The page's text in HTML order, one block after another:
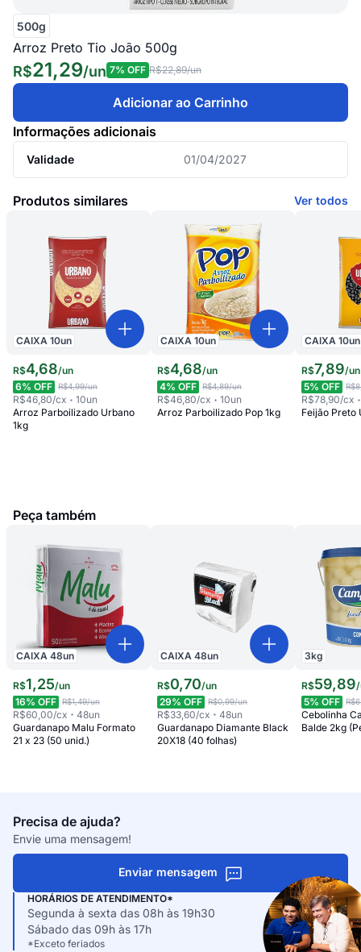
Informações adicionais
Validade 01/04/2027
500g
Arroz Preto Tio João 500g
R$21,29/un 7% OFF R$22,89/un
Adicionar ao Carrinho
Produtos similares Ver todos
CAIXA 10un
R$4,68/un
6% OFF R$4,99/un
R$46,80/cx 10un
Arroz Parboilizado Urbano
1kg
CAIXA10un
R$4,68/un
4% OFF R$4,89/un
R$46,80/cx 10un
Arroz Parboilizado Pop 1kg
CAIXA10un
R$7,89/un
5% OFF
R$78,90/cx
Feijão Preto
Peça também
CAIXA 48un
R$1,25/un
16% OFF R$1,49/un
R$60,00/cx 48un
Guardanapo Malu Formato
21 x 23 (50 unid.)
CAIXA48un
R$0,70/un
29% OFF R$0,99/un
R$33,60/cx 48un
Guardanapo Diamante Black
20X18 (40 folhas)
3kg
R$59,89/
5% OFF
Cebolinha
Balde 2kg
Precisa de ajuda?
Envie uma mensagem!
Enviar mensagem
HORÁRIOS DE ATENDIMENTO*
Segunda à sexta das 08h às 19h30
Sábado das 09h às 17h
*Exceto feriados